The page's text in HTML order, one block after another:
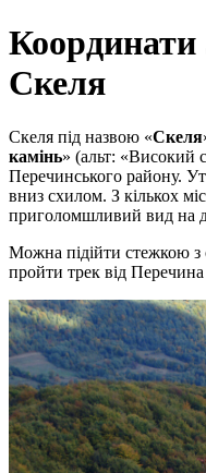
Координати
Скеля
Скеля під назвою «Скеля
камінь» (альт: «Високий
Перечинського району.
вниз схилом. З кількох
приголомшливий вид на
Можна підійти стежкою
пройти трек від